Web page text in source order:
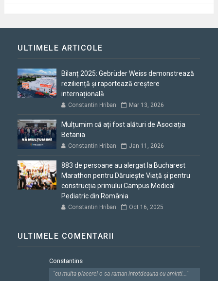
ULTIMELE ARTICOLE
Bilanț 2025: Gebrüder Weiss demonstrează
reziliență și raportează creștere
internațională
Constantin Hriban Mar 13, 2026
Mulțumim că ați fost alături de Asociația
Betania
Constantin Hriban Jan 11, 2026
883 de persoane au alergat la Bucharest
Marathon pentru Dăruiește Viață și pentru
construcția primului Campus Medical
Pediatric din România
Constantin Hriban Oct 16, 2025
ULTIMELE COMENTARII
Constantins
"cu multa placere! o sa raman intotdeauna cu aminti..."